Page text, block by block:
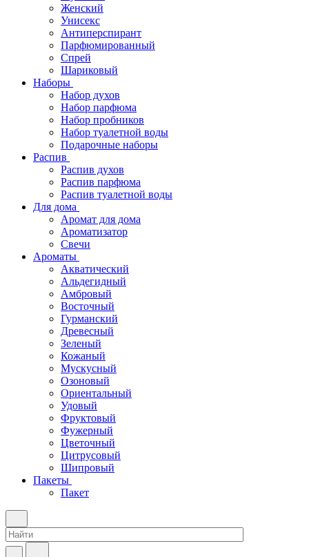
Женский
Унисекс
Антиперспирант
Парфюмированный
Спрей
Шариковый
Наборы
Набор духов
Набор парфюма
Набор пробников
Набор туалетной воды
Подарочные наборы
Распив
Распив духов
Распив парфюма
Распив туалетной воды
Для дома
Аромат для дома
Ароматизатор
Свечи
Ароматы
Акватический
Альдегидный
Амбровый
Восточный
Гурманский
Древесный
Зеленый
Кожаный
Мускусный
Озоновый
Ориентальный
Удовый
Фруктовый
Фужерный
Цветочный
Цитрусовый
Шипровый
Пакеты
Пакет